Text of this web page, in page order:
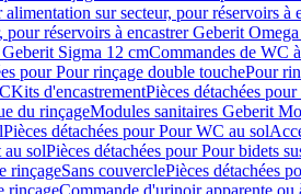
alimentation sur secteur, pour réservoirs
réservoirs à encastrer Geberit
Sigma 12 cmCommandes de WC
pour Pour rinçage double touchePour
Kits d'encastrementPièces détachées
du rinçageModules sanitaires Geberit
Pièces détachées pour Pour WC au sol
au solPièces détachées pour Pour bidets
rinçageSans couverclePièces détachées
rinçageCommande d'urinoir apparente ou